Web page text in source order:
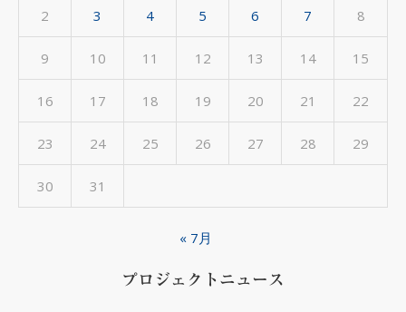
2 3 4 5 6 7 8
9 10 11 12 13 14 15
16 17 18 19 20 21 22
23 24 25 26 27 28 29
30 31
« 7月
プロジェクトニュース